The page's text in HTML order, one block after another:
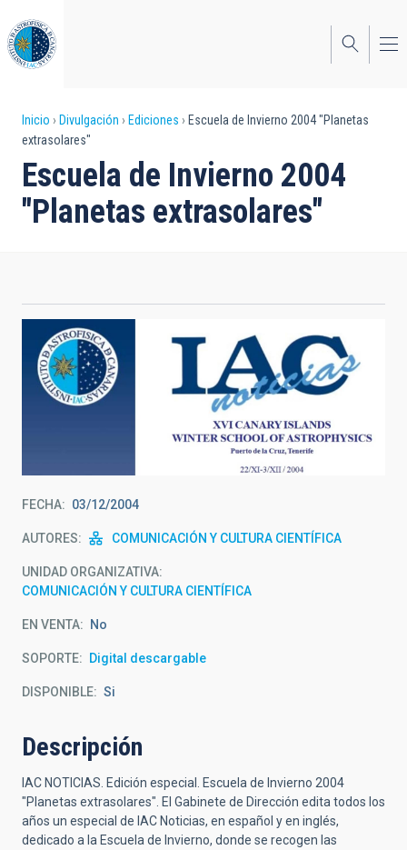
al
contenido
principal
Sobrescribir
enlaces
de
ayuda
navegación
Inicio Divulgación Ediciones
Escuela de Invierno 2004 "Planetas
extrasolares"
Escuela de Invierno 2004
"Planetas extrasolares"
FECHA 03/12/2004
AUTORES COMUNICACIÓN Y CULTURA CIENTÍFICA
UNIDAD ORGANIZATIVA
COMUNICACIÓN Y CULTURA CIENTÍFICA
EN VENTA No
SOPORTE Digital descargable
DISPONIBLE Si
Descripción
IAC NOTICIAS. Edición especial. Escuela de Invierno 2004
"Planetas extrasolares". El Gabinete de Dirección edita todos los
años un especial de IAC Noticias, en español y en inglés,
dedicado a la Escuela de Invierno, donde se recogen las